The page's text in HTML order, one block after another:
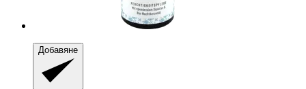
Добавяне